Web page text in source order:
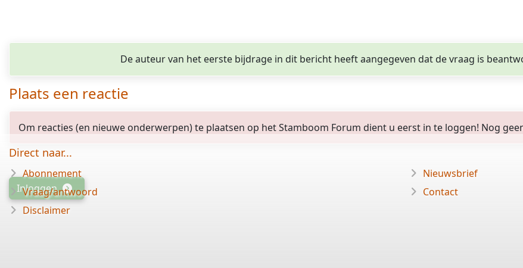
De auteur van het eerste bijdrage in dit bericht heeft aangegeven dat de vraag is
Plaats een reactie
Om reacties (en nieuwe onderwerpen) te plaatsen op het Stamboom Forum dient u eerst in te loggen! Nog
Inloggen
Direct naar...
Abonnement
Vraag/antwoord
Disclaimer
Nieuwsbrief
Contact